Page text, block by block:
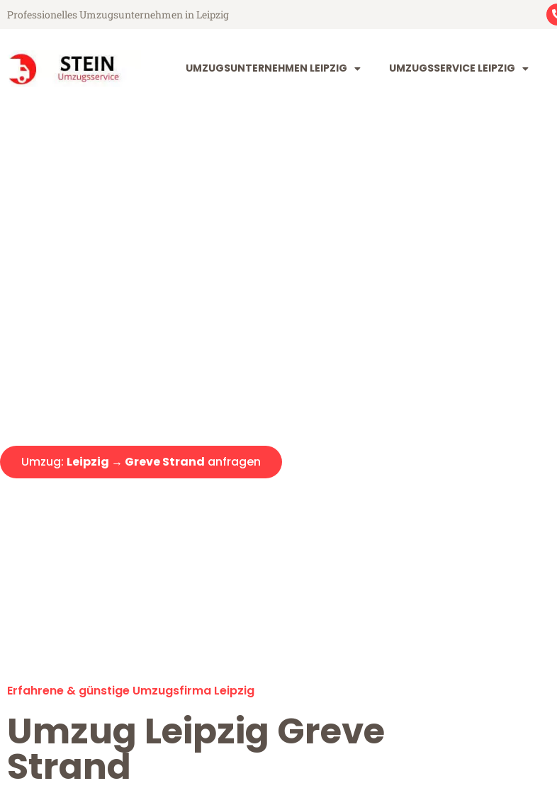
Professionelles Umzugsunternehmen in Leipzig
UMZUGSUNTERNEHMEN LEIPZIG UMZUGSSERVICE LEIPZIG
Umzug: Leipzig → Greve Strand anfragen
Erfahrene & günstige Umzugsfirma Leipzig
Umzug Leipzig Greve
Strand